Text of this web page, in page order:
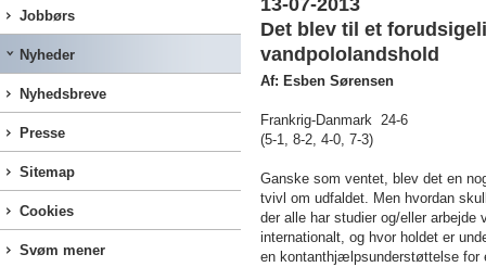
Jobbørs
Nyheder
Nyhedsbreve
Presse
Sitemap
Cookies
Svøm mener
13-07-2013
Det blev til et
vandpololandshold
Af: Esben Sørensen
Frankrig-Danmark 24-6
(5-1, 8-2, 4-0, 7-3)
Ganske som ventet, blev det en
tvivl om udfaldet. Men hvordan
der alle har studier og/eller
internationalt, og hvor holdet er
en kontanthjælpsunderstøttelse for